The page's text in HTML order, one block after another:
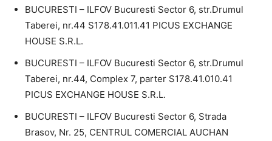
BUCURESTI – ILFOV Bucuresti Sector 6, str.Drumul
Taberei, nr.44 S178.41.011.41 PICUS EXCHANGE
HOUSE S.R.L.
BUCURESTI – ILFOV Bucuresti Sector 6, str.Drumul
Taberei, nr.44, Complex 7, parter S178.41.010.41
PICUS EXCHANGE HOUSE S.R.L.
BUCURESTI – ILFOV Bucuresti Sector 6, Strada
Brasov, Nr. 25, CENTRUL COMERCIAL AUCHAN